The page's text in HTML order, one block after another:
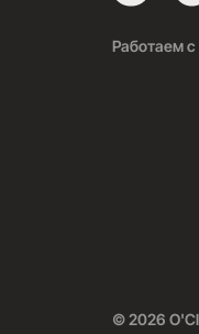
Работаем
© 2026